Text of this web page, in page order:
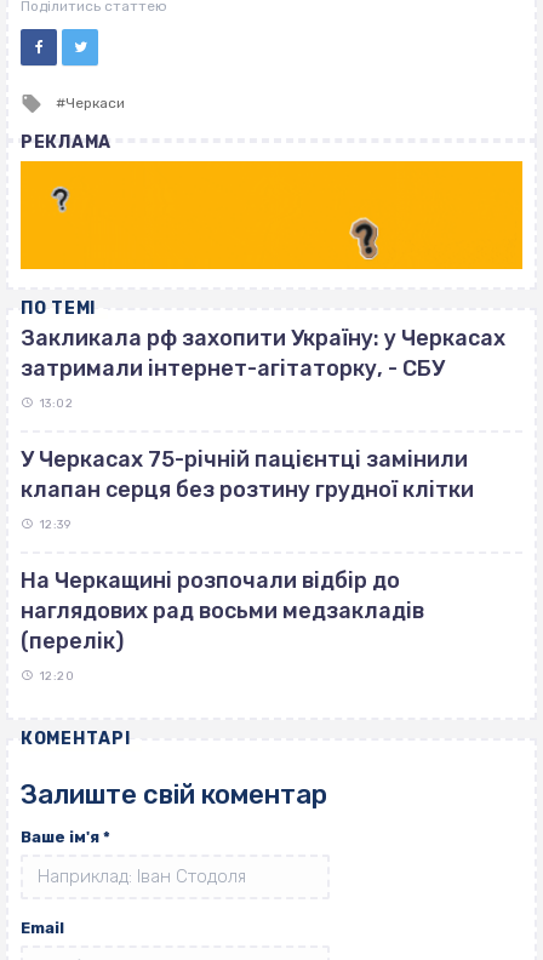
Поділитись статтею
Tagged
Черкаси
РЕКЛАМА
ПО ТЕМІ
Закликала рф захопити Україну: у Черкасах
затримали інтернет-агітаторку, - СБУ
13:02
У Черкасах 75-річній пацієнтці замінили
клапан серця без розтину грудної клітки
12:39
На Черкащині розпочали відбір до
наглядових рад восьми медзакладів
(перелік)
12:20
КОМЕНТАРІ
Залиште свій коментар
Ваше ім'я *
Email